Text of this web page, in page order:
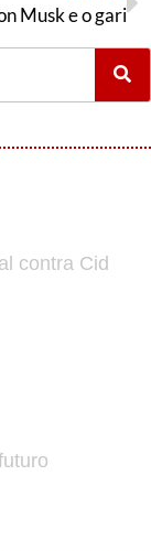
Musk e o gari
contra Cid